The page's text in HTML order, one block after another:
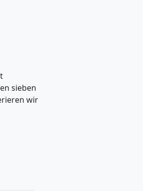
sieben
wir